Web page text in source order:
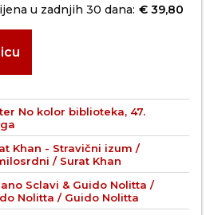
u zadnjih 30 dana: € 39,80
No kolor biblioteka, 47.
Khan - Stravični izum /
/ Surat Khan
Sclavi & Guido Nolitta /
Nolitta / Guido Nolitta